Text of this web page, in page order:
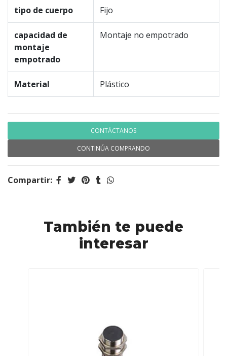
tipo de cuerpo Fijo
capacidad de
montaje
empotrado
Montaje no empotrado
Material Plástico
CONTÁCTANOS
CONTINÚA COMPRANDO
Compartir:
También te puede
interesar